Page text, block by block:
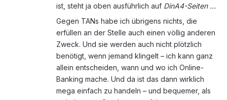
ist, steht ja oben ausführlich auf DinA4-Seiten …
Gegen TANs habe ich übrigens nichts, die
erfüllen an der Stelle auch einen völlig anderen
Zweck. Und sie werden auch nicht plötzlich
benötigt, wenn jemand klingelt – ich kann ganz
allein entscheiden, wann und wo ich Online-
Banking mache. Und da ist das dann wirklich
mega einfach zu handeln – und bequemer, als